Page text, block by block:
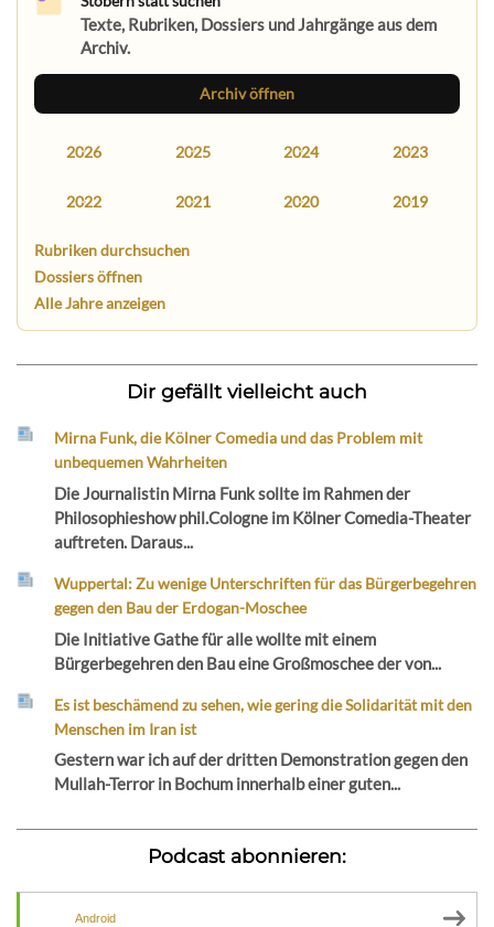
Texte, Rubriken, Dossiers und Jahrgänge aus dem
Archiv.
Archiv öffnen
2026 2025 2024 2023
2022 2021 2020 2019
Rubriken durchsuchen
Dossiers öffnen
Alle Jahre anzeigen
Dir gefällt vielleicht auch
Mirna Funk, die Kölner Comedia und das Problem mit
unbequemen Wahrheiten
Die Journalistin Mirna Funk sollte im Rahmen der
Philosophieshow phil.Cologne im Kölner Comedia-Theater
auftreten. Daraus...
Wuppertal: Zu wenige Unterschriften für das Bürgerbegehren
gegen den Bau der Erdogan-Moschee
Die Initiative Gathe für alle wollte mit einem
Bürgerbegehren den Bau eine Großmoschee der von...
Es ist beschämend zu sehen, wie gering die Solidarität mit den
Menschen im Iran ist
Gestern war ich auf der dritten Demonstration gegen den
Mullah-Terror in Bochum innerhalb einer guten...
Podcast abonnieren:
Android